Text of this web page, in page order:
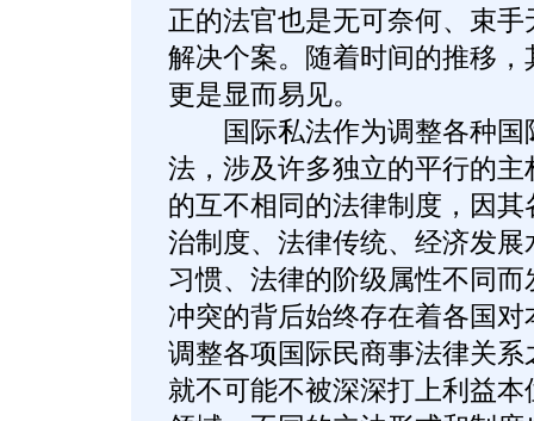
正的法官也是无可奈何、束
解决个案。随着时间的推移
更是显而易见。
国际私法作为调整各种国
法，涉及许多独立的平行的
的互不相同的法律制度，因
治制度、法律传统、经济发
习惯、法律的阶级属性不同
冲突的背后始终存在着各国
调整各项国际民商事法律关
就不可能不被深深打上利益